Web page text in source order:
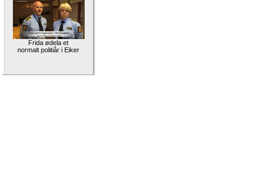
Frida ødela et
normalt politiår i Eiker